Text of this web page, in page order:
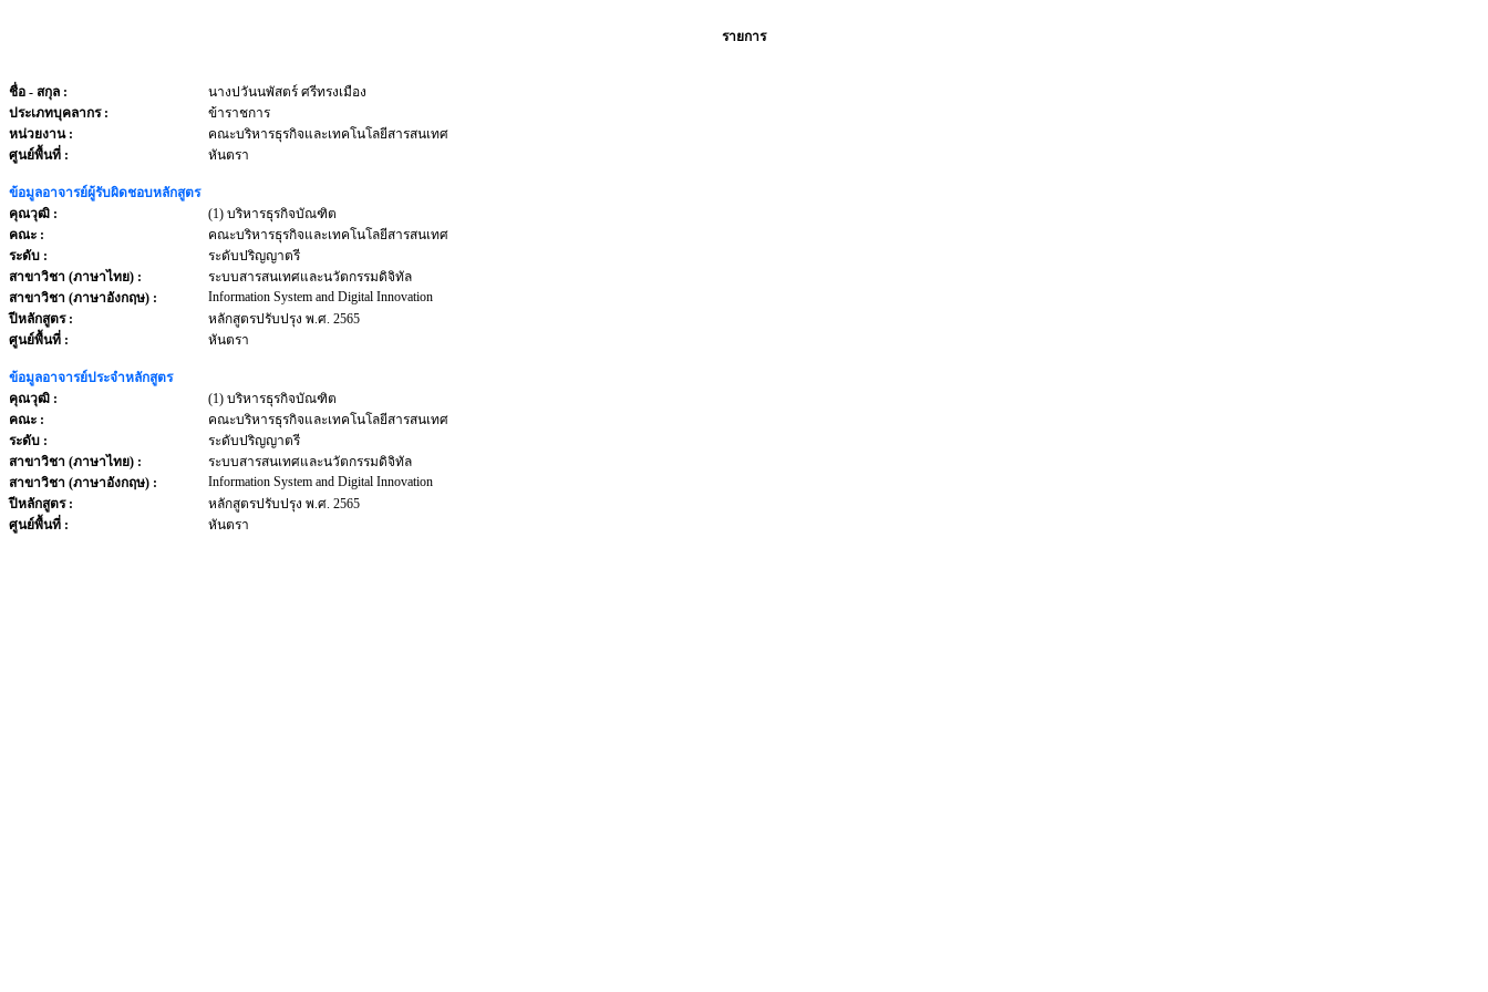
รายการ
ชื่อ - สกุล :
นางปวันนพัสตร์ ศรีทรงเมือง
ประเภทบุคลากร :
ข้าราชการ
หน่วยงาน :
คณะบริหารธุรกิจและเทคโนโลยีสารสนเทศ
ศูนย์พื้นที่ :
หันตรา
ข้อมูลอาจารย์ผู้รับผิดชอบหลักสูตร
คุณวุฒิ :
(1) บริหารธุรกิจบัณฑิต
คณะ :
คณะบริหารธุรกิจและเทคโนโลยีสารสนเทศ
ระดับ :
ระดับปริญญาตรี
สาขาวิชา (ภาษาไทย) :
ระบบสารสนเทศและนวัตกรรมดิจิทัล
สาขาวิชา (ภาษาอังกฤษ) :
Information System and Digital Innovation
ปีหลักสูตร :
หลักสูตรปรับปรุง พ.ศ. 2565
ศูนย์พื้นที่ :
หันตรา
ข้อมูลอาจารย์ประจำหลักสูตร
คุณวุฒิ :
(1) บริหารธุรกิจบัณฑิต
คณะ :
คณะบริหารธุรกิจและเทคโนโลยีสารสนเทศ
ระดับ :
ระดับปริญญาตรี
สาขาวิชา (ภาษาไทย) :
ระบบสารสนเทศและนวัตกรรมดิจิทัล
สาขาวิชา (ภาษาอังกฤษ) :
Information System and Digital Innovation
ปีหลักสูตร :
หลักสูตรปรับปรุง พ.ศ. 2565
ศูนย์พื้นที่ :
หันตรา